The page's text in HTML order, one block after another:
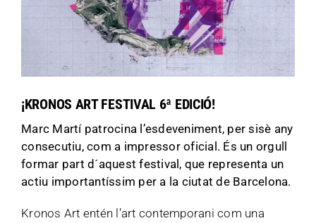
¡KRONOS ART FESTIVAL 6ª EDICIÓ!
Marc Martí patrocina l’esdeveniment, per sisè any
consecutiu, com a impressor oficial. És un orgull
formar part d´aquest festival, que representa un
actiu importantíssim per a la ciutat de Barcelona.
Kronos Art entén l’art contemporani com una